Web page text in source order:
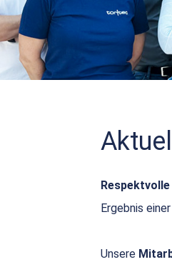
Respektvolle
Ergebnis
Unsere